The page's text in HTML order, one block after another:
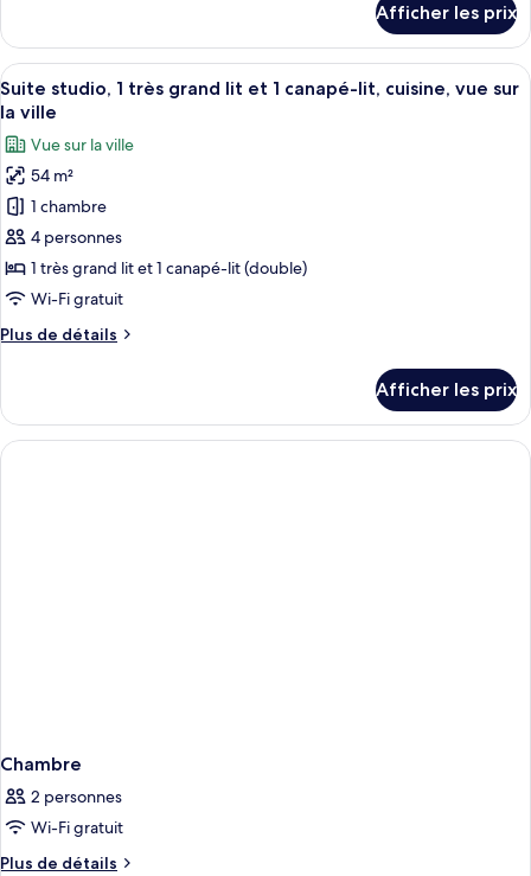
1
très
grand
lit
et
1
canapé-
lit,
cuisine
(Bathtub)
Suite
studio,
1
très
lit
et
canapé-
lit,
(Bathtub)
Afficher les prix
Afficher
toutes
les
photos
pour
ce
type
de
chambre :
studio,
grand
lit
Une chambre d’hôtel équipée d’un
8
Suite studio, 1 très grand lit et 1 canapé-lit, cuisine, vue sur
la ville
Vue sur la ville
54 m²
1 chambre
4 personnes
1 très grand lit et 1 canapé-lit (double)
Wi-Fi gratuit
Plus de détails
Plus
Suite
studio,
1
Afficher les prix
Chambre
2 personnes
Wi-Fi gratuit
Plus de détails
Plus